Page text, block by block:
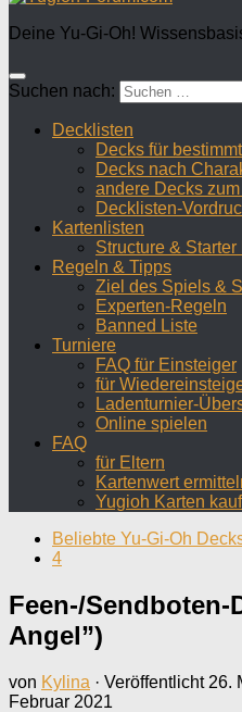
Deine Yu-Gi-Oh!
Suchen nach:
Decklisten
Decks für
Decks nach
andere Decks
Decklisten-
Kartenlisten
Structure & Starter
Regeln & Tipps
Ziel des Spiels &
Experten-Regeln
Banned Liste
Turniere
FAQ für Einsteiger
für
Ladenturnier-
Online spielen
FAQ
für Eltern
Kartenwert
Yugioh Karten
Beliebte Yu-Gi-Oh
4
Feen-/Sendboten-
Angel”)
von Kylina · Veröffentlicht 26.
Februar 2021